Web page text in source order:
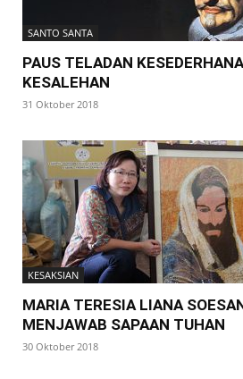
SANTO SANTA
PAUS TELADAN
KESALEHAN
31 Oktober 2018
KESAKSIAN
MARIA TERESIA LIANA
MENJAWAB SAPAAN TUHAN
30 Oktober 2018